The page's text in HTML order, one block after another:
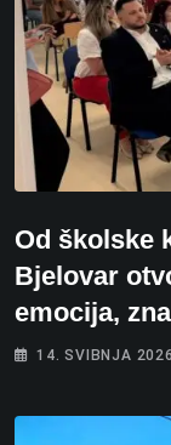
Od školske
Bjelovar
emocija,
14. SVIBNJA